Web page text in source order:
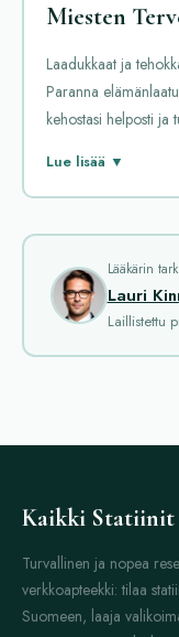
Miesten
Laadukkaat ja
Paranna
kehostasi helposti ja
Miesten terveyteen
katsaus suosittuihin
valikoimasta.
Androxalon
hormonituotantoa.
parantaa siten
eturauhasen
Se estää miehisen
Vaikuttava aine on
Lue lisää ▼
Lääkärin
Lauri
Laillistettu
Kaikki Statiinit
Turvallinen ja nopea
verkkoapteekki: tilaa
Suomeen, laaja